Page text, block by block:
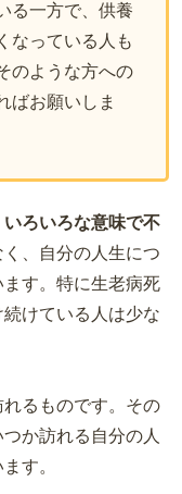
る一方で、供養
なっている人も
のような方への
ばお願いしま
ろいろな意味で不
、自分の人生につ
す。特に生老病死
けている人は少な
るものです。その
か訪れる自分の人
す。